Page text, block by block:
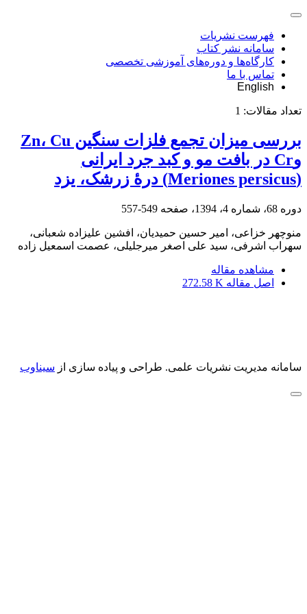
فهرست نشریات
سامانه نشر کتاب
کارگاه‌ها و دوره‌های آموزشی تخصصی
تماس با ما
English
تعداد مقالات: 1
بررسی میزان تجمع فلزات سنگین Zn، Cu
وCr در بافت مو و کبد جرد ایرانی
(Meriones persicus) درۀ زرشک، یزد
دوره 68، شماره 4، 1394، صفحه 549-557
منوچهر خزاعی، امیر حسین حمیدیان، افشین علیزاده شعبانی،
سهراب اشرفی، سید علی اصغر میرجلیلی، عصمت اسمعیل زاده
مشاهده مقاله
اصل مقاله 272.58 K
سامانه مدیریت نشریات علمی. طراحی و پیاده سازی از سیناوب